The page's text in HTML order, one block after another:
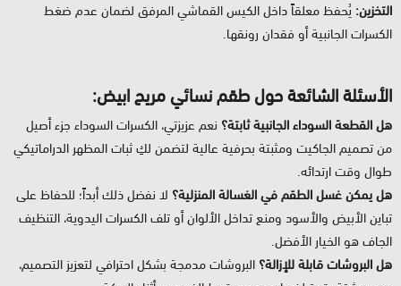
التخزين: يُحفظ معلقاً داخل الكيس القماشي المرفق لضمان عدم ضغط
الكسرات الجانبية أو فقدان رونقها.
الأسئلة الشائعة حول طقم نسائي مريح ابيض:
هل القطعة السوداء الجانبية ثابتة؟ نعم عزيزتي، الكسرات السوداء جزء أصيل
من تصميم الجاكيت ومثبتة بحرفية عالية لتضمن لكِ ثبات المظهر الدراماتيكي
طوال وقت ارتدائه.
هل يمكن غسل الطقم في الغسالة المنزلية؟ لا نفضل ذلك أبداً؛ للحفاظ على
تباين الأبيض والأسود ومنع تداخل الألوان أو تلف الكسرات اليدوية، التنظيف
الجاف هو الخيار الأفضل.
هل البروشات قابلة للإزالة؟ البروشات مدمجة بشكل احترافي لتعزيز التصميم،